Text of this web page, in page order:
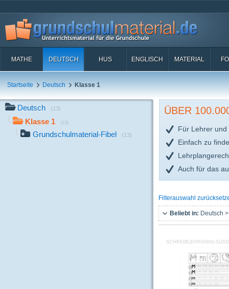
MATHE DEUTSCH HUS ENGLISCH MATERIAL
Startseite Deutsch Klasse 1
Deutsch (13)
Klasse 1 (13)
Grundschulmaterial-Fibel (13)
ÜBER
Für Lehrer und
Einfach zu
Auch für das
Filterauswahl
Beliebt in: Deutsch
SCHREIBLEHRGANG-